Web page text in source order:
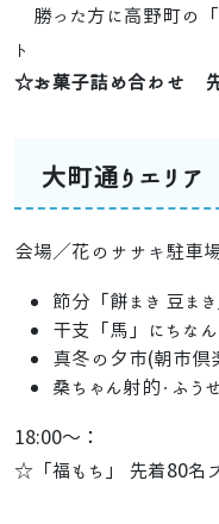
勝った方に高野町の
ト
☆お菓子詰め合わせ 先
大町通りエリア
会場／花のササキ駐車
節分「餅まき 豆まき
干支「馬」にちな
真冬の夕市(朝市倶
桑ちゃん射的・ふう
18:00～：
☆「福もち」 先着80名